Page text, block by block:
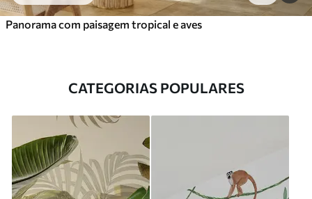
Panorama com paisagem tropical e aves
CATEGORIAS POPULARES